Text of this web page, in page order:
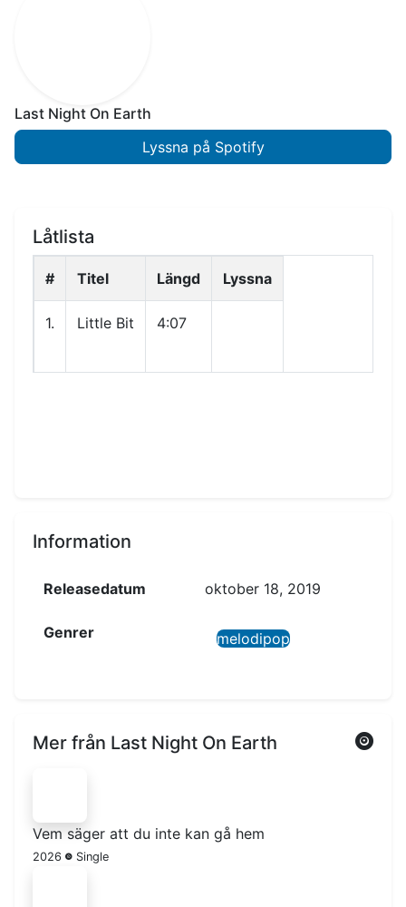
Last Night On Earth
Lyssna på Spotify
Låtlista
# Titel Längd Lyssna
1. Little Bit 4:07
Information
Releasedatum oktober 18, 2019
Genrer melodipop
Mer från Last Night On Earth
Vem säger att du inte kan gå hem
2026 Single